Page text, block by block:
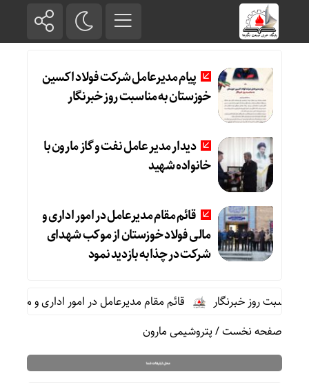
پیام مدیرعامل شرکت فولاد اکسین
خوزستان به مناسبت روز خبرنگار
دیدار مدیر عامل نفت و گاز مارون با
خانواده شهید
قائم مقام مدیرعامل در امور اداری و
مالی فولاد خوزستان از موکب شهدای
شرکت در چذابه بازدید نمود
روز خبرنگار
قائم مقام مدیرعامل در امور اداری و مالی
صفحه نخست/پتروشیمی مارون